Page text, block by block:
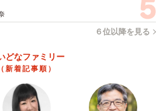
６位以降を見る
どなファミリー
（新着記事順）